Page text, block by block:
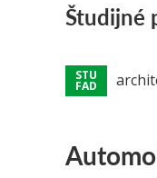
Študijné